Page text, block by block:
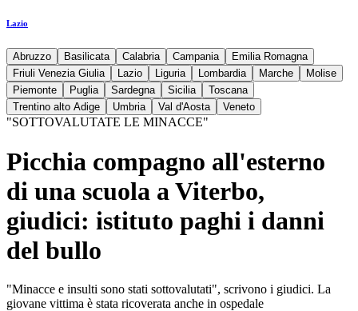
Lazio
Abruzzo Basilicata Calabria Campania
Emilia Romagna
Friuli Venezia Giulia
Lazio Liguria Lombardia Marche
Molise
Piemonte
Puglia Sardegna Sicilia
Toscana
Trentino alto Adige
Umbria Val d'Aosta Veneto
"SOTTOVALUTATE LE MINACCE"
Picchia compagno all'esterno
di una scuola a Viterbo,
giudici: istituto paghi i danni
del bullo
"Minacce e insulti sono stati sottovalutati", scrivono i giudici. La
giovane vittima è stata ricoverata anche in ospedale